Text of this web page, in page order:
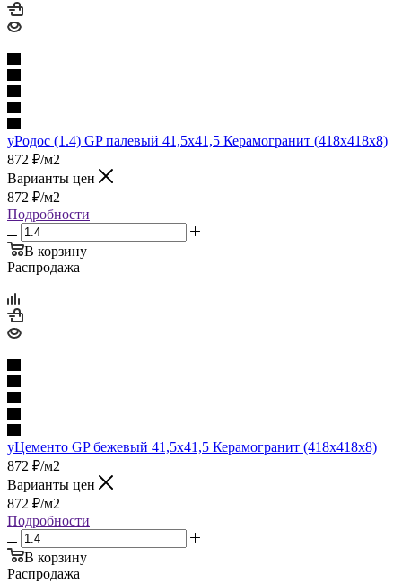
уРодос (1.4) GP палевый 41,5х41,5 Керамогранит (418x418x8)
872 ₽/м2
Варианты цен
872 ₽/м2
Подробности
В корзину
Распродажа
уЦементо GP бежевый 41,5х41,5 Керамогранит (418x418x8)
872 ₽/м2
Варианты цен
872 ₽/м2
Подробности
В корзину
Распродажа